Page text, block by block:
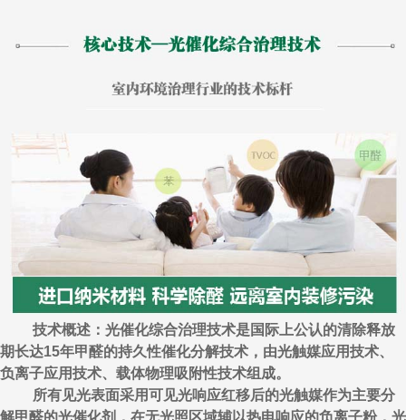
技术概述：光催化综合治理技术是国际上公认的清除释放
期长达15年甲醛的持久性催化分解技术，由光触媒应用技术、
负离子应用技术、载体物理吸附性技术组成。
所有见光表面采用可见光响应红移后的光触媒作为主要分